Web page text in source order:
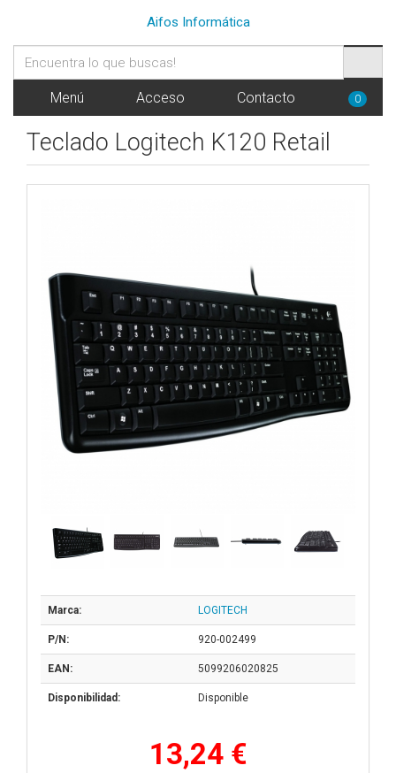
Aifos Informática
Menú Acceso Contacto 0
Teclado Logitech K120 Retail
Marca: LOGITECH
P/N: 920-002499
EAN: 5099206020825
Disponibilidad: Disponible
13,24 €